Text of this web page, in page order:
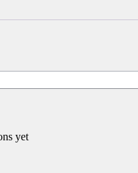
yet